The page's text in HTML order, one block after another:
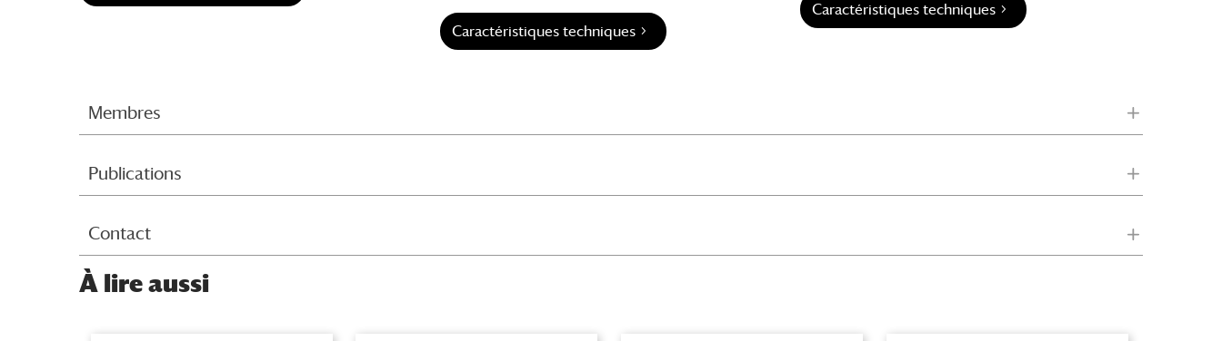
Caractéristiques techniques
Caractéristiques techniques
Membres
Publications
Contact
À lire aussi